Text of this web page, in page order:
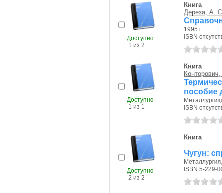
Доступно
1 из 2
Книга
Дереза, А.
1995 г.
ISBN
Доступно
1 из 1
Книга
пособие
ISBN
Доступно
2 из 2
Книга
Чугун:
ISBN 5-229-